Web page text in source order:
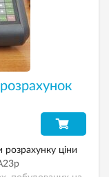
ціни